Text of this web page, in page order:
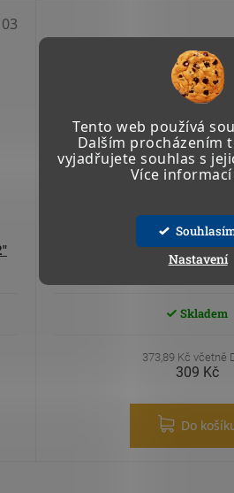
Tento web používá
Dalším procházením
vyjadřujete souhlas s
Více
Nastavení
OCHRANNÁ MANŽETA PRO
LM OG
Skladem
373,89 Kč včetně
309 Kč
Do